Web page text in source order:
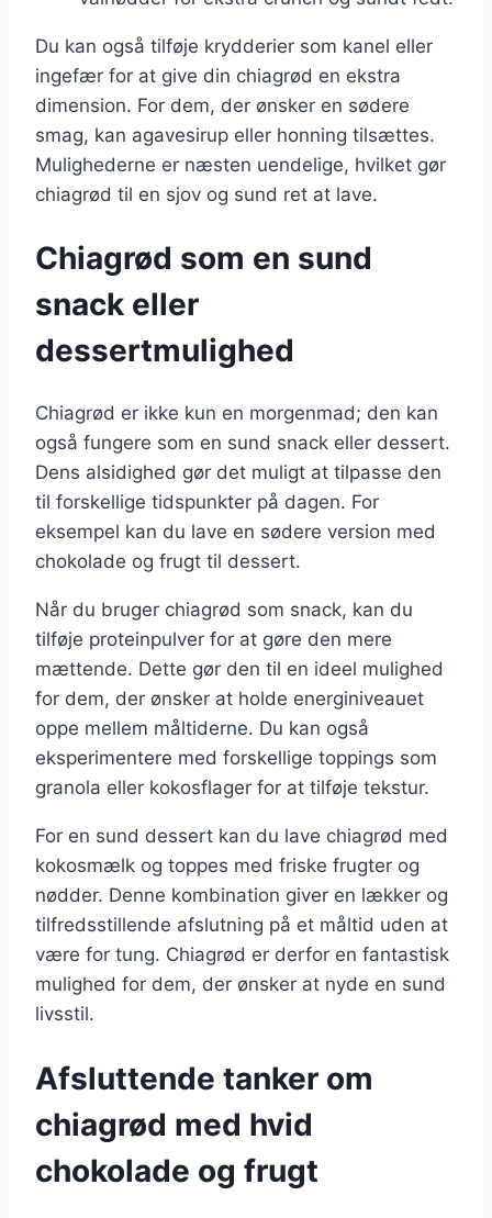
Du kan også tilføje krydderier som kanel eller
ingefær for at give din chiagrød en ekstra
dimension. For dem, der ønsker en sødere
smag, kan agavesirup eller honning tilsættes.
Mulighederne er næsten uendelige, hvilket gør
chiagrød til en sjov og sund ret at lave.
Chiagrød som en sund
snack eller
dessertmulighed
Chiagrød er ikke kun en morgenmad; den kan
også fungere som en sund snack eller dessert.
Dens alsidighed gør det muligt at tilpasse den
til forskellige tidspunkter på dagen. For
eksempel kan du lave en sødere version med
chokolade og frugt til dessert.
Når du bruger chiagrød som snack, kan du
tilføje proteinpulver for at gøre den mere
mættende. Dette gør den til en ideel mulighed
for dem, der ønsker at holde energiniveauet
oppe mellem måltiderne. Du kan også
eksperimentere med forskellige toppings som
granola eller kokosflager for at tilføje tekstur.
For en sund dessert kan du lave chiagrød med
kokosmælk og toppes med friske frugter og
nødder. Denne kombination giver en lækker og
tilfredsstillende afslutning på et måltid uden at
være for tung. Chiagrød er derfor en fantastisk
mulighed for dem, der ønsker at nyde en sund
livsstil.
Afsluttende tanker om
chiagrød med hvid
chokolade og frugt